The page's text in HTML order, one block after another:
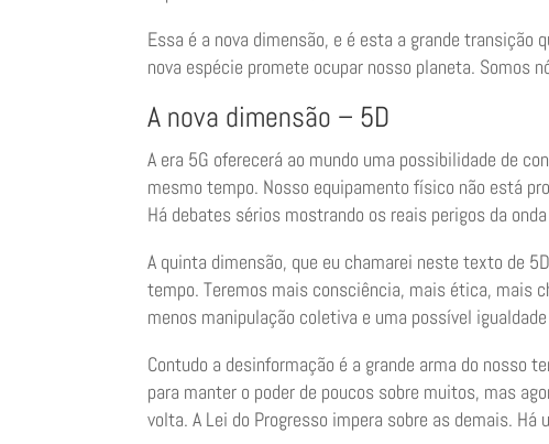
Essa é a nova dimensão, e é esta a grande transição
nova espécie promete ocupar nosso planeta. Somos
A nova dimensão – 5D
A era 5G oferecerá ao mundo uma possibilidade de
mesmo tempo. Nosso equipamento físico não está
Há debates sérios mostrando os reais perigos da
A quinta dimensão, que eu chamarei neste texto de
tempo. Teremos mais consciência, mais ética, mais
menos manipulação coletiva e uma possível
Contudo a desinformação é a grande arma do nosso
para manter o poder de poucos sobre muitos, mas
volta. A Lei do Progresso impera sobre as demais.